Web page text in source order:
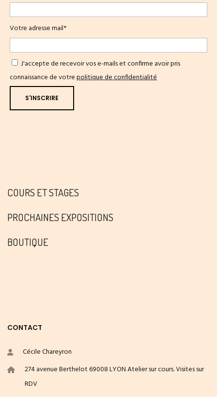
Votre adresse mail*
J'accepte de recevoir vos e-mails et confirme avoir pris
connaissance de votrepolitique de confidentialité
COURS ET STAGES
PROCHAINES EXPOSITIONS
BOUTIQUE
CONTACT
Cécile Chareyron
274 avenue Berthelot 69008 LYON Atelier sur cours. Visites sur
RDV